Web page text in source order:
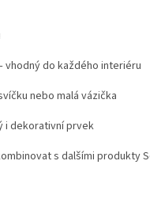
vhodný do každého interiéru
nebo malá vázička
i dekorativní prvek
s dalšími produkty